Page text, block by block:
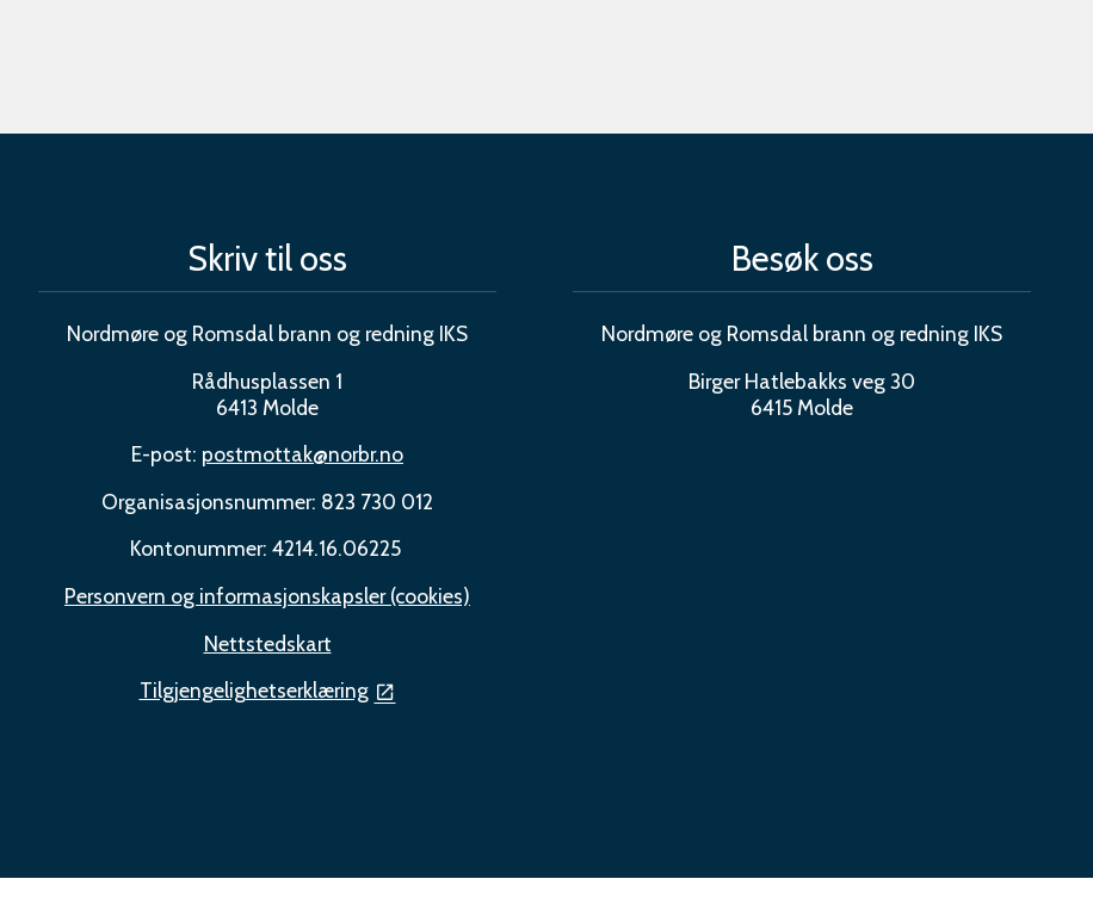
Skriv til oss
Nordmøre og Romsdal brann og redning IKS
Rådhusplassen 1
6413 Molde
E-post: postmottak@norbr.no
Organisasjonsnummer: 823 730 012
Kontonummer: 4214.16.06225
Personvern og informasjonskapsler (cookies)
Nettstedskart
Tilgjengelighetserklæring
Besøk oss
Nordmøre og Romsdal brann og redning IKS
Birger Hatlebakks veg 30
6415 Molde